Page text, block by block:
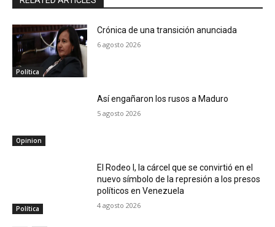
Política
Crónica de una transición anunciada
6 agosto 2026
Opinion
Así engañaron los rusos a Maduro
5 agosto 2026
Política
El Rodeo I, la cárcel que se convirtió en el
nuevo símbolo de la represión a los presos
políticos en Venezuela
4 agosto 2026